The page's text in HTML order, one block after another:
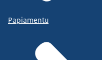
Papiamentu